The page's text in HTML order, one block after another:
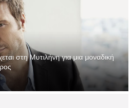
στη Μυτιλήνη για μια μοναδική